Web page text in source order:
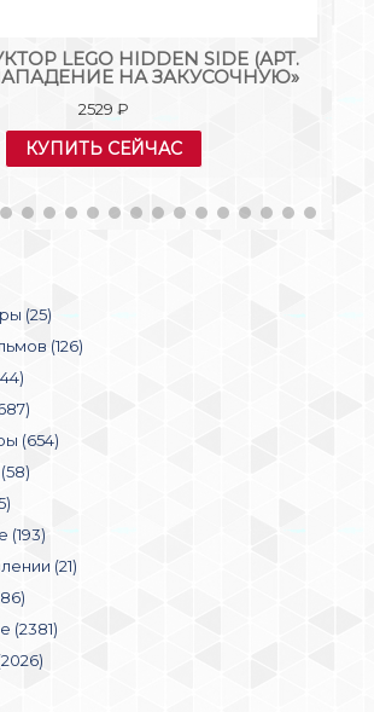
LEGO HIDDEN SIDE (АРТ.
НА ЗАКУСОЧНУЮ»
2529 ₽
КУПИТЬ СЕЙЧАС
(25)
(126)
(654)
(193)
(21)
(2381)